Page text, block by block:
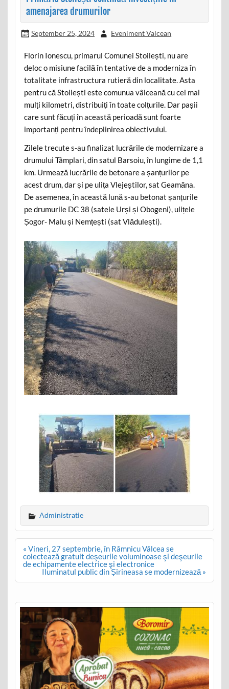
amenajarea drumurilor
September 25, 2024 Eveniment Valcean
Florin Ionescu, primarul Comunei Stoilești, nu are
deloc o misiune facilă în tentative de a moderniza în
totalitate infrastructura rutieră din localitate. Asta
pentru că Stoilești este comunua vâlceană cu cel mai
mulți kilometri, distribuiți în toate colțurile. Dar pașii
care sunt făcuți în această perioadă sunt foarte
importanți pentru îndeplinirea obiectivului.
Zilele trecute s-au finalizat lucrările de modernizare a
drumului Tâmplari, din satul Barsoiu, în lungime de 1,1
km. Urmează lucrările de betonare a șanțurilor pe
acest drum, dar și pe ulița Vlejeștilor, sat Geamăna.
De asemenea, în această lună s-au betonat șanțurile
pe drumurile DC 38 (satele Urși și Obogeni), ulițele
Șogor- Malu și Nemțești (sat Vlădulești).
Administratie
Post
navigation
« Vineri, 27 septembrie, în Râmnicu Vâlcea se
colectează gratuit deşeurile voluminoase şi deşeurile
de echipamente electrice şi electronice
Iluminatul public din Șirineasa se modernizează »